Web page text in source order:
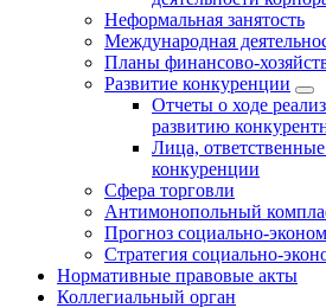
Неформальная занятость
Международная
Планы финансово-
Развитие конкуренции
Отчеты о ходе
развитию
Лица, ответственные
конкуренции
Сфера торговли
Антимонопольный
Прогноз социально-
Стратегия социально-
Нормативные правовые акты
Коллегиальный орган